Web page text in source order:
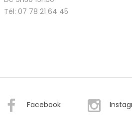
Tél: 07 78 21 64 45
Facebook